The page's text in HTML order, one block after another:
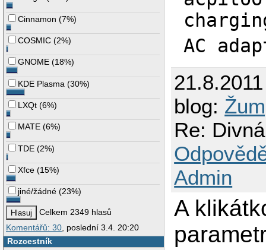
Cinnamon (7%)
COSMIC (2%)
GNOME (18%)
KDE Plasma (30%)
LXQt (6%)
MATE (6%)
TDE (2%)
Xfce (15%)
jiné/žádné (23%)
Celkem 2349 hlasů
Komentářů: 30 , poslední 3.4. 20:20
Rozcestník
AC
blog:
Re:
Admin
A